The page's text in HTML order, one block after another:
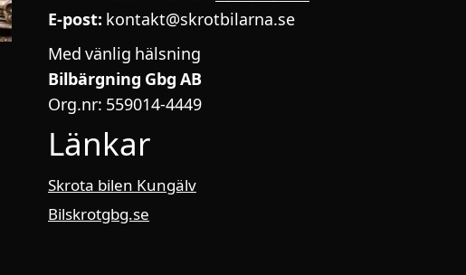
E-post: kontakt@skrotbilarna.se
Med vänlig hälsning
Bilbärgning Gbg AB
Org.nr: 559014-4449
Länkar
Skrota bilen Kungälv
Bilskrotgbg.se